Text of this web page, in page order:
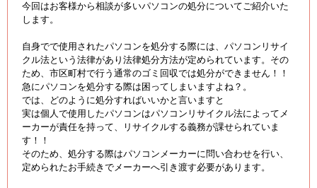
今回はお客様から相談が多いパソコンの処分についてご紹介いた
します。
自身でで使用されたパソコンを処分する際には、パソコンリサイ
クル法という法律があり法律処分方法が定められています。その
ため、市区町村で行う通常のゴミ回収では処分ができません！！
急にパソコンを処分する際は困ってしまいますよね？。
では、どのように処分すればいいかと言いますと
実は個人で使用したパソコンはパソコンリサイクル法によってメ
ーカーが責任を持って、リサイクルする義務が課せられていま
す！！
そのため、処分する際はパソコンメーカーに問い合わせを行い、
定められたお手続きでメーカーへ引き渡す必要があります。